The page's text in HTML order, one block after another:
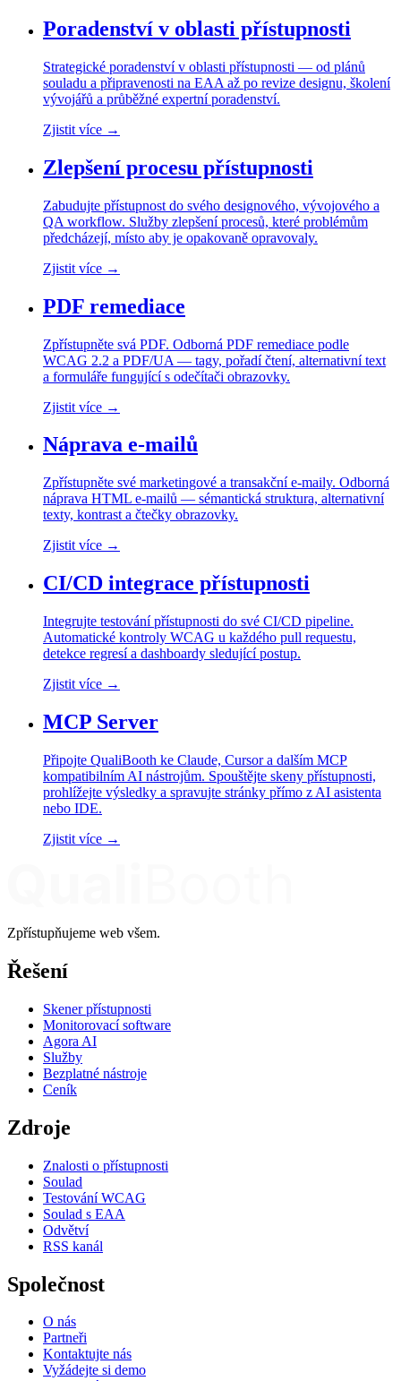
Poradenství v oblasti přístupnosti
Strategické poradenství v oblasti přístupnosti — od plánů
souladu a připravenosti na EAA až po revize designu, školení
vývojářů a průběžné expertní poradenství.
Zjistit více →
Zlepšení procesu přístupnosti
Zabudujte přístupnost do svého designového, vývojového a
QA workflow. Služby zlepšení procesů, které problémům
předcházejí, místo aby je opakovaně opravovaly.
Zjistit více →
PDF remediace
Zpřístupněte svá PDF. Odborná PDF remediace podle
WCAG 2.2 a PDF/UA — tagy, pořadí čtení, alternativní text
a formuláře fungující s odečítači obrazovky.
Zjistit více →
Náprava e-mailů
Zpřístupněte své marketingové a transakční e-maily. Odborná
náprava HTML e-mailů — sémantická struktura, alternativní
texty, kontrast a čtečky obrazovky.
Zjistit více →
CI/CD integrace přístupnosti
Integrujte testování přístupnosti do své CI/CD pipeline.
Automatické kontroly WCAG u každého pull requestu,
detekce regresí a dashboardy sledující postup.
Zjistit více →
MCP Server
Připojte QualiBooth ke Claude, Cursor a dalším MCP
kompatibilním AI nástrojům. Spouštějte skeny přístupnosti,
prohlížejte výsledky a spravujte stránky přímo z AI asistenta
nebo IDE.
Zjistit více →
Zpřístupňujeme web všem.
Řešení
Skener přístupnosti
Monitorovací software
Agora AI
Služby
Bezplatné nástroje
Ceník
Zdroje
Znalosti o přístupnosti
Soulad
Testování WCAG
Soulad s EAA
Odvětví
RSS kanál
Společnost
O nás
Partneři
Kontaktujte nás
Vyžádejte si demo